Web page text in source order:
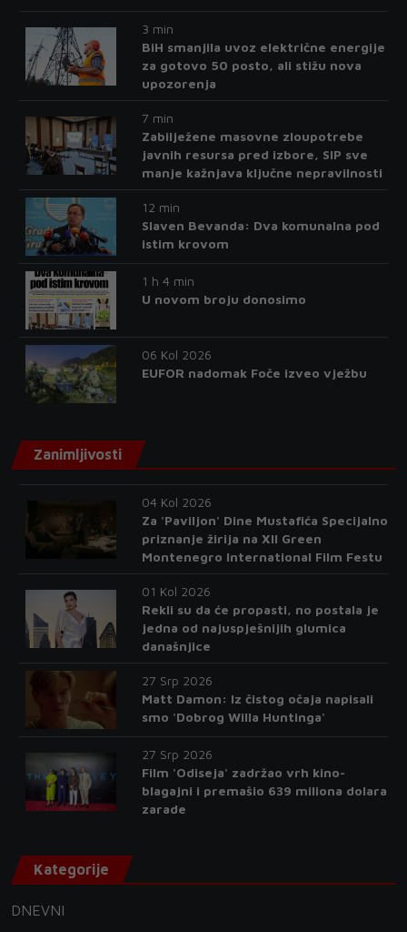
3 min
BiH smanjila uvoz električne energije
za gotovo 50 posto, ali stižu nova
upozorenja
7 min
Zabilježene masovne zloupotrebe
javnih resursa pred izbore, SIP sve
manje kažnjava ključne nepravilnosti
12 min
Slaven Bevanda: Dva komunalna pod
istim krovom
1 h 4 min
U novom broju donosimo
06 Kol 2026
EUFOR nadomak Foče izveo vježbu
Zanimljivosti
04 Kol 2026
Za 'Paviljon' Dine Mustafića Specijalno
priznanje žirija na XII Green
Montenegro International Film Festu
01 Kol 2026
Rekli su da će propasti, no postala je
jedna od najuspješnijih glumica
današnjice
27 Srp 2026
Matt Damon: Iz čistog očaja napisali
smo 'Dobrog Willa Huntinga'
27 Srp 2026
Film 'Odiseja' zadržao vrh kino-
blagajni i premašio 639 miliona dolara
zarade
Kategorije
DNEVNI